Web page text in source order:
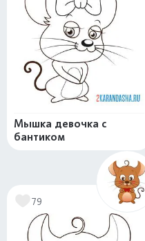
Мышка девочка с
бантиком
79